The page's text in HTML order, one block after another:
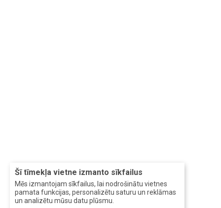
Šī tīmekļa vietne izmanto sīkfailus
Mēs izmantojam sīkfailus, lai nodrošinātu vietnes
pamata funkcijas, personalizētu saturu un reklāmas
un analizētu mūsu datu plūsmu.